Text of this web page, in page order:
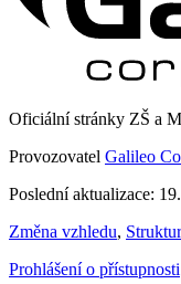
Oficiální stránky ZŠ a
Provozovatel Galileo
Poslední aktualizace:
Změna vzhledu,
Prohlášení o přístupnosti